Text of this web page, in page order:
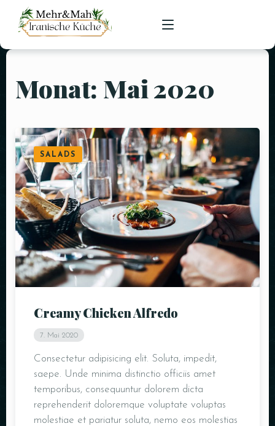
HOME
RESERVIERUNGEN
Monat: Mai 2020
SALADS
Creamy Chicken Alfredo
7. Mai 2020
Consectetur adipisicing elit. Soluta, impedit,
saepe. Unde minima distinctio officiis amet
temporibus, consequuntur dolorem dicta
reprehenderit doloremque voluptate voluptas
molestiae et pariatur soluta, nemo eos molestias